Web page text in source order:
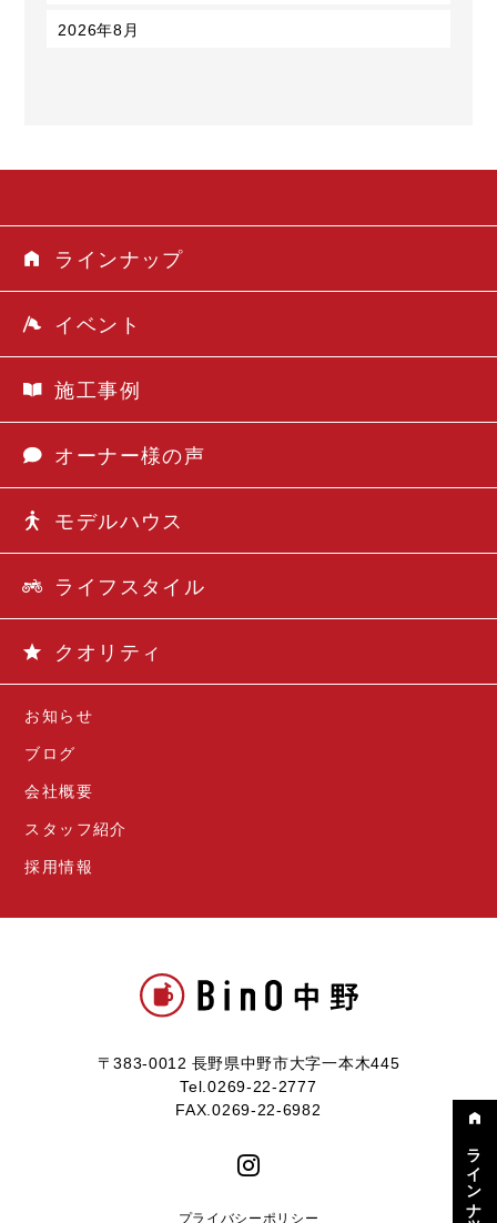
2026年8月
〒383-0012 長野県中野市大字一本木445
Tel.0269-22-2777
FAX.0269-22-6982
お知らせ
ブログ
会社概要
スタッフ紹介
採用情報
ラインナップ
イベント
施工事例
オーナー様の声
モデルハウス
ライフスタイル
クオリティ
プライバシーポリシー ラインナップ